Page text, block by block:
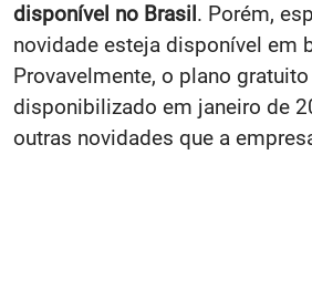
disponível no Brasil. Porém,
novidade esteja disponível em
Provavelmente, o plano
disponibilizado em janeiro de
outras novidades que a